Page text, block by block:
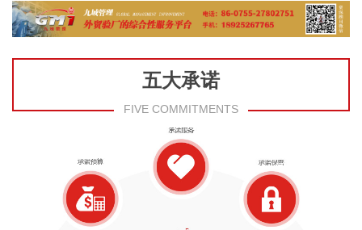
五大承诺
FIVE COMMITMENTS